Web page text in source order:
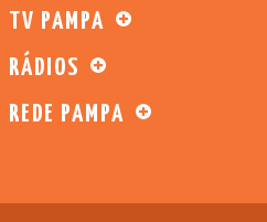
TV PAMPA
RÁDIOS
REDE PAMPA